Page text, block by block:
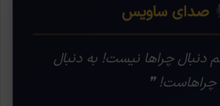
صدای ساویس
دنبال چراها نیست! به دنبال
چراهاست! ❞